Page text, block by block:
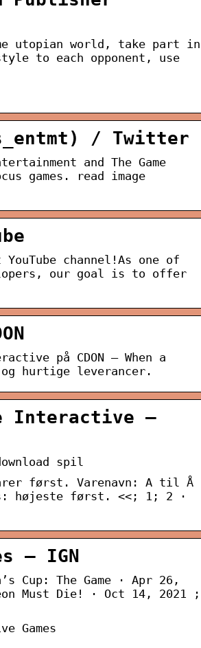
utopian world, take part in
to each opponent, use
/ Twitter
and The Game
games. read image
channel!As one of
our goal is to offer
på CDON – When a
hurtige leverancer.
Interactive –
spil
først. Varenavn: A til Å
højeste først. <<; 1; 2 ·
– IGN
Cup: The Game · Apr 26,
Must Die! · Oct 14, 2021 ;
Games